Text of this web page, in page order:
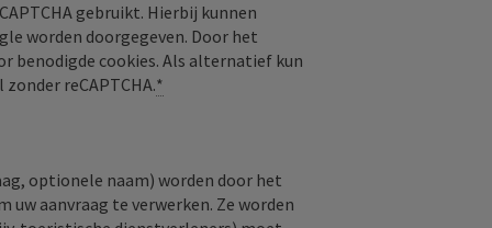
gebruikt. Hierbij kunnen
worden doorgegeven. Door het
benodigde cookies. Als alternatief kun
reCAPTCHA.*
optionele naam) worden door het
aanvraag te verwerken. Ze worden